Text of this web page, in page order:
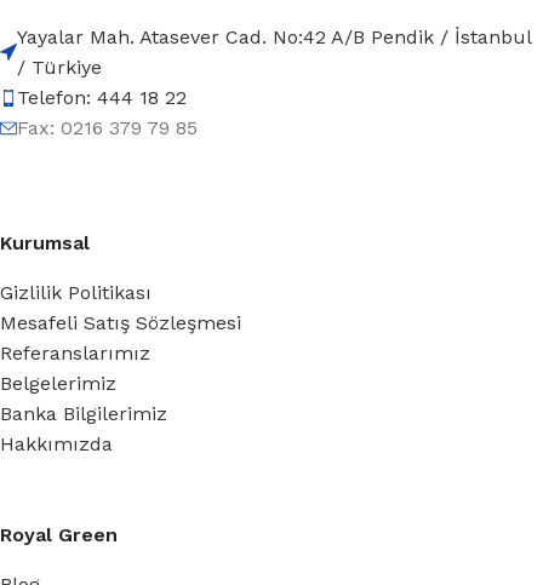
Yayalar Mah. Atasever Cad. No:42 A/B Pendik / İstanbul
/ Türkiye
Telefon: 444 18 22
Fax: 0216 379 79 85
Kurumsal
Gizlilik Politikası
Mesafeli Satış Sözleşmesi
Referanslarımız
Belgelerimiz
Banka Bilgilerimiz
Hakkımızda
Royal Green